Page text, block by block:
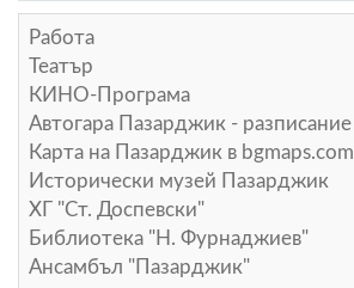
Работа
Театър
КИНО-Програма
Автогара Пазарджик - разписание
Карта на Пазарджик в bgmaps.com
Исторически музей Пазарджик
ХГ "Ст. Доспевски"
Библиотека "Н. Фурнаджиев"
Ансамбъл "Пазарджик"